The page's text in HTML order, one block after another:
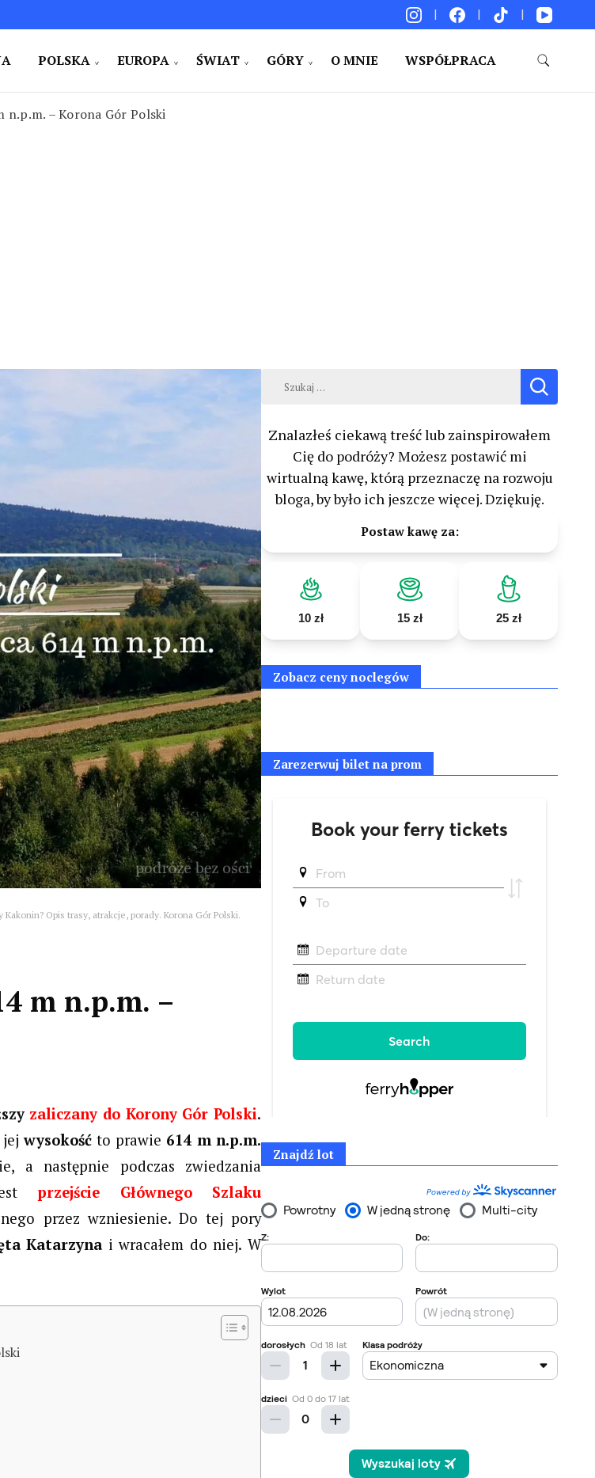
POLSKA EUROPA ŚWIAT GÓRY O MNIE WSPÓŁPRACA
n.p.m. – Korona Gór Polski
Opis trasy, atrakcje, porady. Korona Gór Polski.
m n.p.m. –
zaliczany do Korony Gór Polski.
jejwysokość to prawie 614 m n.p.m.
a następnie podczas zwiedzania
przejście Głównego Szlaku
przez wzniesienie. Do tej pory
Katarzyna i wracałem do niej. W
Szukaj:
Znalazłeś ciekawą treść lub zainspirowałem
Cię do podróży? Możesz postawić mi
wirtualną kawę, którą przeznaczę na rozwoju
bloga, by było ich jeszcze więcej. Dziękuję.
Postaw kawę za:
10 zł 15 zł 25 zł
Zobacz ceny noclegów
Zarezerwuj bilet na prom
Znajdź lot